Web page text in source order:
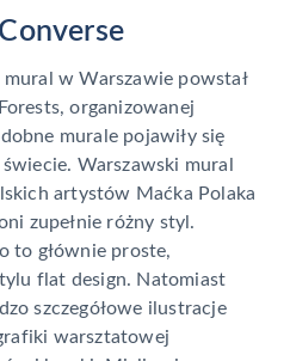
w Warszawie powstał
organizowanej
murale pojawiły się
Warszawski mural
artystów Maćka Polaka
zupełnie różny styl.
to głównie proste,
flat design. Natomiast
szczegółowe ilustracje
warsztatowej